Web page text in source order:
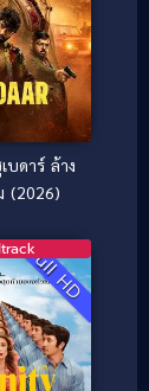
บดาร์ ล้าง
(2026)
Full HD